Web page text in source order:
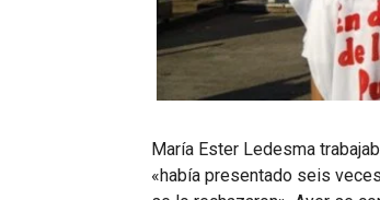
María Ester Ledesma
«había presentado seis